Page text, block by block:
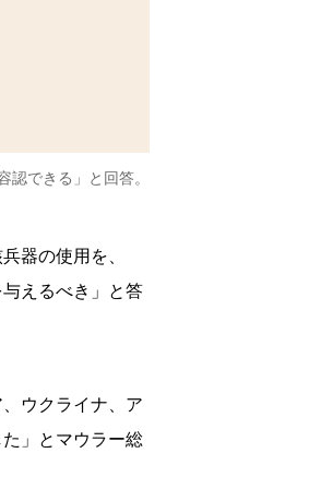
できる」と回答。
器の使用を、
えるべき」と答
ウクライナ、ア
」とマウラー総